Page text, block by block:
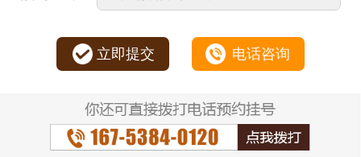
立即提交 电话咨询